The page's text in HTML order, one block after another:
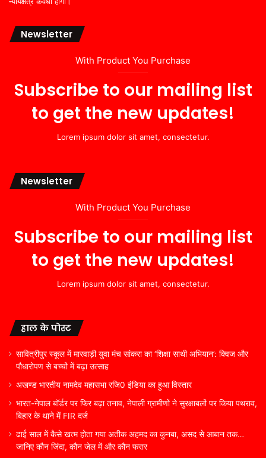
Newsletter
With Product You Purchase
Subscribe to our mailing list
to get the new updates!
Lorem ipsum dolor sit amet, consectetur.
Newsletter
With Product You Purchase
Subscribe to our mailing list
to get the new updates!
Lorem ipsum dolor sit amet, consectetur.
हाल के पोस्ट
सावित्रीपुर स्कूल में मारवाड़ी युवा मंच सांकरा का ‘शिक्षा साथी अभियान’: क्विज और
पौधारोपण से बच्चों में बढ़ा उत्साह
अखण्ड भारतीय नामदेव महासभा रजि0 इंडिया का हुआ विस्तार
भारत-नेपाल बॉर्डर पर फिर बढ़ा तनाव, नेपाली ग्रामीणों ने सुरक्षाबलों पर किया पथराव,
बिहार के थाने में FIR दर्ज
ढाई साल में कैसे खत्म होता गया अतीक अहमद का कुनबा, असद से आबान तक…
जानिए कौन जिंदा, कौन जेल में और कौन फरार